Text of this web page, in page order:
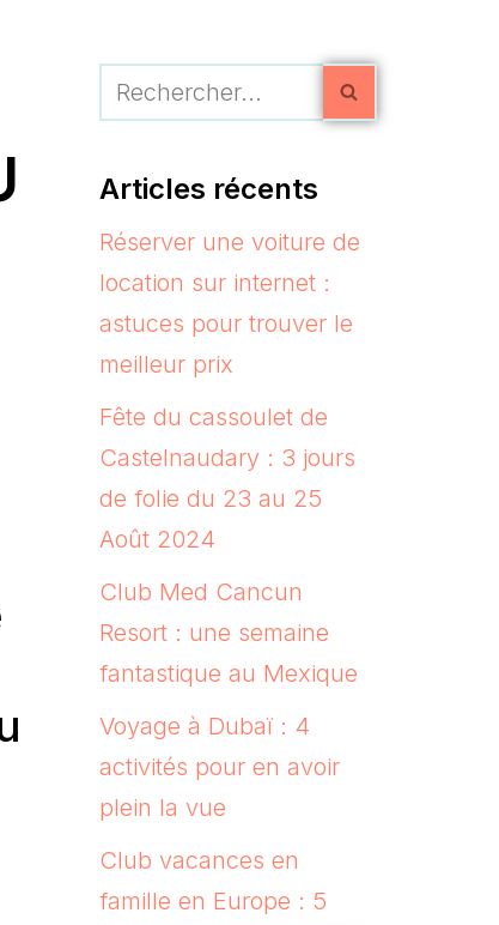
Articles récents
Réserver une voiture de
location sur internet :
astuces pour trouver le
meilleur prix
Fête du cassoulet de
Castelnaudary : 3 jours
de folie du 23 au 25
Août 2024
Club Med Cancun
Resort : une semaine
fantastique au Mexique
Voyage à Dubaï : 4
activités pour en avoir
plein la vue
Club vacances en
famille en Europe : 5